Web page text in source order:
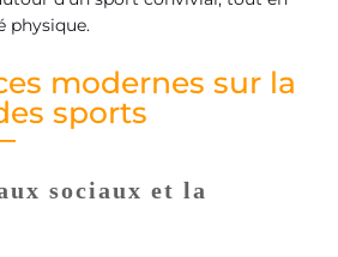
physique.
modernes sur la
sports
sociaux et la